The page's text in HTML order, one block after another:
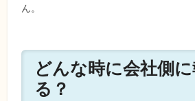
ん。
どんな時に会社側
る？